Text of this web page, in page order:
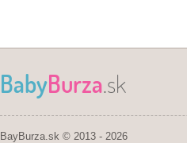
BabyBurza.sk
BayBurza.sk © 2013 - 2026